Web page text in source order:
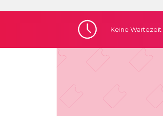
Keine Wartezeit